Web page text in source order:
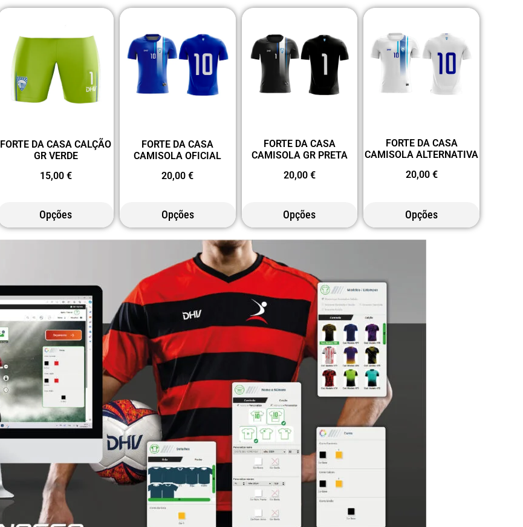
FORTE DA CASA CALÇÃO
GR VERDE
15,00 €
Opções
FORTE DA CASA
CAMISOLA OFICIAL
20,00€
Opções
FORTE DA CASA
CAMISOLA GR PRETA
20,00 €
Opções
FORTE DA CASA
CAMISOLA ALTERNATIVA
20,00 €
Opções